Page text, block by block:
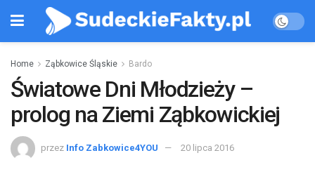
Home Ząbkowice Śląskie Bardo
Światowe Dni Młodzieży –
prolog na Ziemi Ząbkowickiej
przez Info Zabkowice4YOU 20 lipca 2016